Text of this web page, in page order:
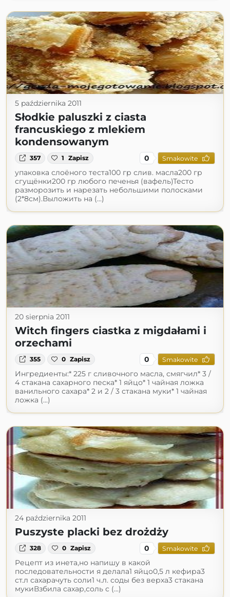
5 października 2011
Słodkie paluszki z ciasta
francuskiego z mlekiem
kondensowanym
357 1 Zapisz 0 Smakowite
упаковка слоёного теста100 гр слив. масла200 гр
сгущёнки200 гр любого печенья (вафель)Тесто
разморозить и нарезать небольшими полосками
(2*8см).Выложить на (...)
20 sierpnia 2011
Witch fingers ciastka z migdałami i
orzechami
355 0 Zapisz 0 Smakowite
Ингредиенты:* 225 г сливочного масла, смягчил* 3 /
4 стакана сахарного песка* 1 яйцо* 1 чайная ложка
ванильного сахара* 2 и 2 / 3 стакана муки* 1 чайная
ложка (...)
24 października 2011
Puszyste placki bez drożdży
328 0 Zapisz 0 Smakowite
Рецепт из инета,но напишу в какой
последовательности я делала1 яйцо0,5 л кефира3
ст.л сахарачуть соли1 ч.л. соды без верха3 стакана
мукиВзбила сахар,соль с (...)